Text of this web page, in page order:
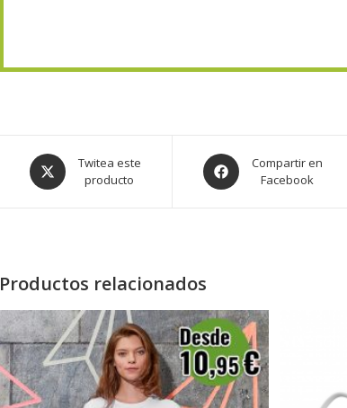
Twitea este
producto
Compartir en
Facebook
Productos relacionados